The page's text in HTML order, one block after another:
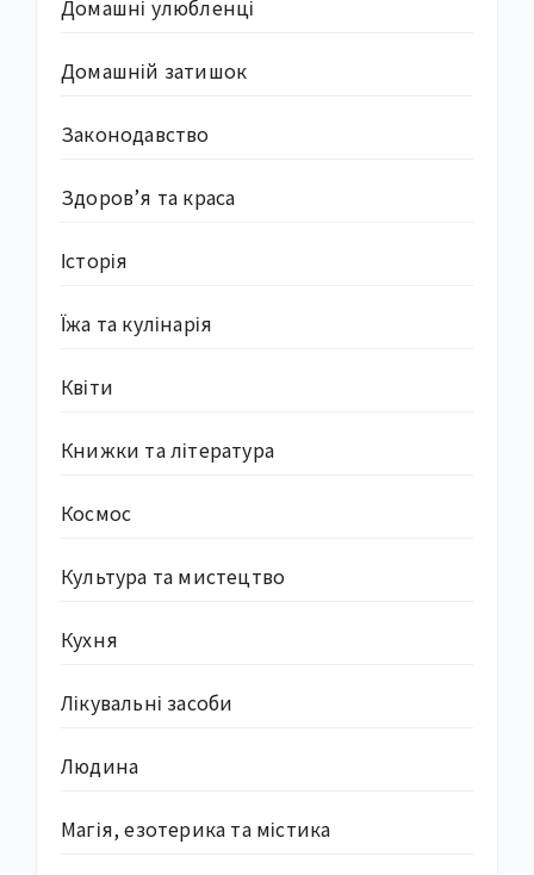
Домашні улюбленці
Домашній затишок
Законодавство
Здоров’я та краса
Історія
Їжа та кулінарія
Квіти
Книжки та література
Космос
Культура та мистецтво
Кухня
Лікувальні засоби
Людина
Магія, езотерика та містика